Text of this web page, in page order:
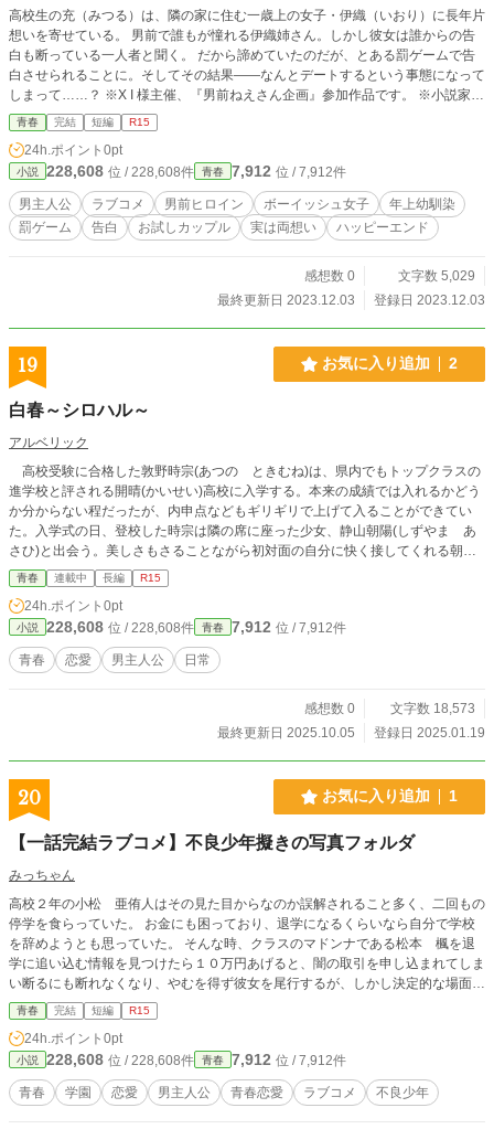
高校生の充（みつる）は、隣の家に住む一歳上の女子・伊織（いおり）に長年片
想いを寄せている。 男前で誰もが憧れる伊織姉さん。しかし彼女は誰からの告
白も断っている一人者と聞く。 だから諦めていたのだが、とある罰ゲームで告
白させられることに。そしてその結果――なんとデートするという事態になって
しまって……？ ※X I 様主催、『男前ねえさん企画』参加作品です。 ※小説家に
なろう、カクヨムに重複投稿。
青春 完結 短編 R15
24h.ポイント 0pt
小説 228,608 位 / 228,608件 青春 7,912 位 / 7,912件
男主人公 ラブコメ 男前ヒロイン ボーイッシュ女子
年上幼馴染
罰ゲーム
告白 お試しカップル 実は両想い ハッピーエンド
感想数 0
文字数 5,029
最終更新日 2023.12.03
登録日 2023.12.03
19 お気に入り追加 2
白春～シロハル～
アルベリック
高校受験に合格した敦野時宗(あつの ときむね)は、県内でもトップクラスの
進学校と評される開晴(かいせい)高校に入学する。本来の成績では入れるかどう
か分からない程だったが、内申点などもギリギリで上げて入ることができてい
た。入学式の日、登校した時宗は隣の席に座った少女、静山朝陽(しずやま あ
さひ)と出会う。美しさもさることながら初対面の自分に快く接してくれる朝陽
に、時宗は入学初日から引かれる。 入学後、時宗は始まった授業にも朝陽の
助けを借りながら何とか食らいつき、何とかやっていくことができていた。朝陽
への想いを抱えていた頃、入学して初の体育の日がやってくる。最初は男女合同
であり、そこそこ得意だった時宗はいいところを見せようと決意する。当日着替
えて体育館へ向かう時宗だったが、その途中で女子更衣室から叫び声が聞こえ
る。何事かと向かう時宗の目には、着替えの途中で走り出している朝陽の姿があ
青春 連載中 長編 R15
24h.ポイント 0pt
小説 228,608 位 / 228,608件 青春 7,912 位 / 7,912件
青春 恋愛 男主人公 日常
感想数 0
文字数 18,573
最終更新日 2025.10.05
登録日 2025.01.19
20 お気に入り追加 1
【一話完結ラブコメ】不良少年擬きの写真フォルダ
みっちゃん
高校２年の小松 亜侑人はその見た目からなのか誤解されること多く、二回もの
停学を食らっていた。 お金にも困っており、退学になるくらいなら自分で学校
を辞めようとも思っていた。 そんな時、クラスのマドンナである松本 楓を退
学に追い込む情報を見つけたら１０万円あげると、闇の取引を申し込まれてしま
い断るにも断れなくなり、やむを得ず彼女を尾行するが、しかし決定的な場面に
は遭遇しない。 尾行もバレてしまい、彼女にも変に勘違いされた亜侑人だった
が、松本 楓の普段とは違う笑顔を見て不覚にもドキッとしてしまう。彼女の不
意の一言にも胸が高鳴る亜侑人だったが、 『松本 楓は援助交際をしてい
る。』 という、身もふたもない情報が広まる。 亜侑人は否定するが、信じる人
は誰もおらず松本 楓は悩みを話してくれるが学校には来なくなってしまう。
なくなってから大切なものに気付くとはこのことで、亜侑人も松本 楓の存在の
青春 完結 短編 R15
24h.ポイント 0pt
小説 228,608 位 / 228,608件 青春 7,912 位 / 7,912件
青春 学園 恋愛 男主人公 青春恋愛 ラブコメ 不良少年